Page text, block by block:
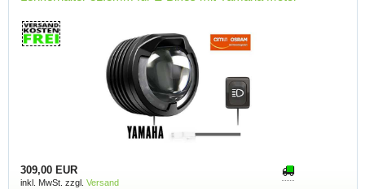
309,00 EUR
inkl. MwSt. zzgl. Versand